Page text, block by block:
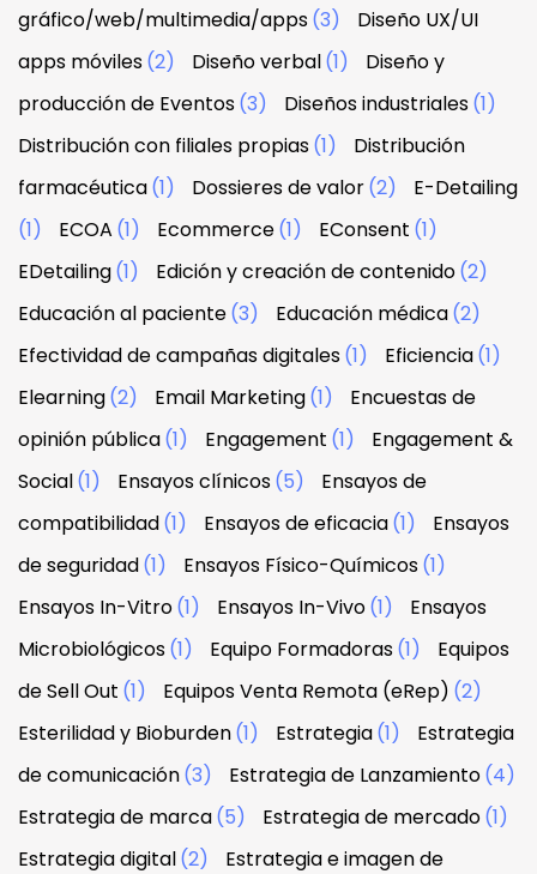
gráfico/web/multimedia/apps(3)
Diseño UX/UI
apps móviles(2) Diseño verbal(1)
Diseño y
producción de Eventos(3) Diseños industriales(1)
Distribución con filiales propias(1)
Distribución
farmacéutica(1) Dossieres de valor(2)
E-Detailing
(1)
ECOA (1) Ecommerce(1) EConsent (1)
EDetailing(1) Edición y creación de contenido(2)
Educación al paciente(3) Educación médica(2)
Efectividad de campañas digitales(1) Eficiencia(1)
Elearning(2) Email Marketing(1)
Encuestas de
opinión pública(1) Engagement (1)
Engagement &
Social(1) Ensayos clínicos(5)
Ensayos de
compatibilidad(1) Ensayos de eficacia(1)
Ensayos
de seguridad(1) Ensayos Físico-Químicos(1)
Ensayos In-Vitro(1) Ensayos In-Vivo(1)
Ensayos
Microbiológicos(1) Equipo Formadoras(1)
Equipos
de Sell Out (1) Equipos Venta Remota (eRep) (2)
Esterilidad y Bioburden(1) Estrategia(1)
Estrategia
de comunicación(3) Estrategia de Lanzamiento(4)
Estrategia de marca(5) Estrategia de mercado(1)
Estrategia digital(2)
Estrategia e imagen de